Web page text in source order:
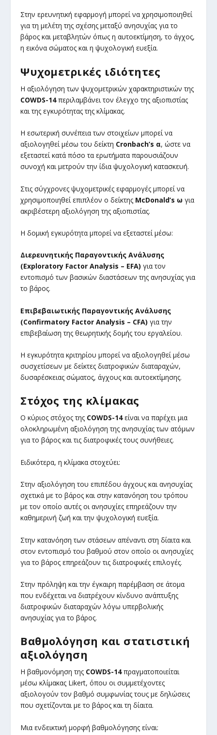
Στην ερευνητική εφαρμογή μπορεί να χρησιμοποιηθεί
για τη μελέτη της σχέσης μεταξύ ανησυχίας για το
βάρος και μεταβλητών όπως η αυτοεκτίμηση, το άγχος,
η εικόνα σώματος και η ψυχολογική ευεξία.
Ψυχομετρικές ιδιότητες
Η αξιολόγηση των ψυχομετρικών χαρακτηριστικών της
COWDS-14περιλαμβάνει τον έλεγχο της αξιοπιστίας
και της εγκυρότητας της κλίμακας.
Η εσωτερική συνέπεια των στοιχείων μπορεί να
αξιολογηθεί μέσω του δείκτη Cronbach’s α, ώστε να
εξεταστεί κατά πόσο τα ερωτήματα παρουσιάζουν
συνοχή και μετρούν την ίδια ψυχολογική κατασκευή.
Στις σύγχρονες ψυχομετρικές εφαρμογές μπορεί να
χρησιμοποιηθεί επιπλέον ο δείκτης McDonald’s ω για
ακριβέστερη αξιολόγηση της αξιοπιστίας.
Η δομική εγκυρότητα μπορεί να εξεταστεί μέσω:
Διερευνητικής Παραγοντικής Ανάλυσης
(Exploratory Factor Analysis – EFA) για τον
εντοπισμό των βασικών διαστάσεων της ανησυχίας για
το βάρος.
Επιβεβαιωτικής Παραγοντικής Ανάλυσης
(Confirmatory Factor Analysis – CFA) για την
επιβεβαίωση της θεωρητικής δομής του εργαλείου.
Η εγκυρότητα κριτηρίου μπορεί να αξιολογηθεί μέσω
συσχετίσεων με δείκτες διατροφικών διαταραχών,
δυσαρέσκειας σώματος, άγχους και αυτοεκτίμησης.
Στόχος της κλίμακας
Ο κύριος στόχος της COWDS-14είναι να παρέχει μια
ολοκληρωμένη αξιολόγηση της ανησυχίας των ατόμων
για το βάρος και τις διατροφικές τους συνήθειες.
Ειδικότερα, η κλίμακα στοχεύει:
Στην αξιολόγηση του επιπέδου άγχους και ανησυχίας
σχετικά με το βάρος και στην κατανόηση του τρόπου
με τον οποίο αυτές οι ανησυχίες επηρεάζουν την
καθημερινή ζωή και την ψυχολογική ευεξία.
Στην κατανόηση των στάσεων απέναντι στη δίαιτα και
στον εντοπισμό του βαθμού στον οποίο οι ανησυχίες
για το βάρος επηρεάζουν τις διατροφικές επιλογές.
Στην πρόληψη και την έγκαιρη παρέμβαση σε άτομα
που ενδέχεται να διατρέχουν κίνδυνο ανάπτυξης
διατροφικών διαταραχών λόγω υπερβολικής
ανησυχίας για το βάρος.
Βαθμολόγηση και στατιστική
αξιολόγηση
Η βαθμονόμηση της COWDS-14πραγματοποιείται
μέσω κλίμακας Likert, όπου οι συμμετέχοντες
αξιολογούν τον βαθμό συμφωνίας τους με δηλώσεις
που σχετίζονται με το βάρος και τη δίαιτα.
Μια ενδεικτική μορφή βαθμολόγησης είναι: